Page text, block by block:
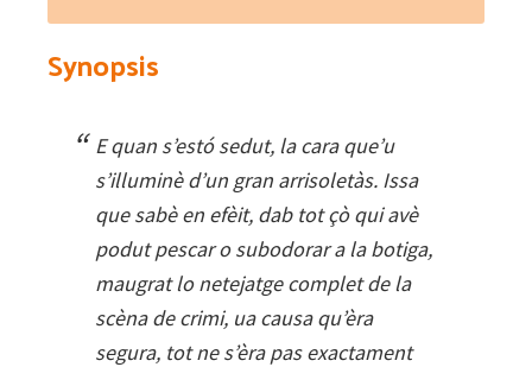
Synopsis
E quan s’estó sedut, la cara que’u
s’illuminè d’un gran arrisoletàs. Issa
que sabè en efèit, dab tot çò qui avè
podut pescar o subodorar a la botiga,
maugrat lo netejatge complet de la
scèna de crimi, ua causa qu’èra
segura, tot ne s’èra pas exactament